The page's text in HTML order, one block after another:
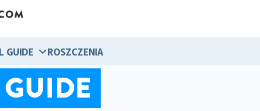
GUIDE ROSZCZENIA